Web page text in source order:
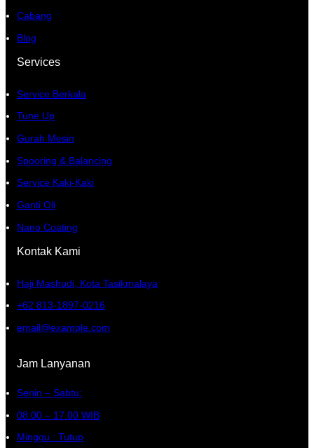
Cabang
Blog
Services
Service Berkala
Tune Up
Gurah Mesin
Spooring & Balancing
Service Kaki-Kaki
Ganti Oli
Nano Coating
Kontak Kami
Haji Mashudi, Kota Tasikmalaya
+62 813-1897-0216
email@example.com
Jam Lanyanan
Senin – Sabtu:
08.00 – 17.00 WIB
Minggu : Tutup